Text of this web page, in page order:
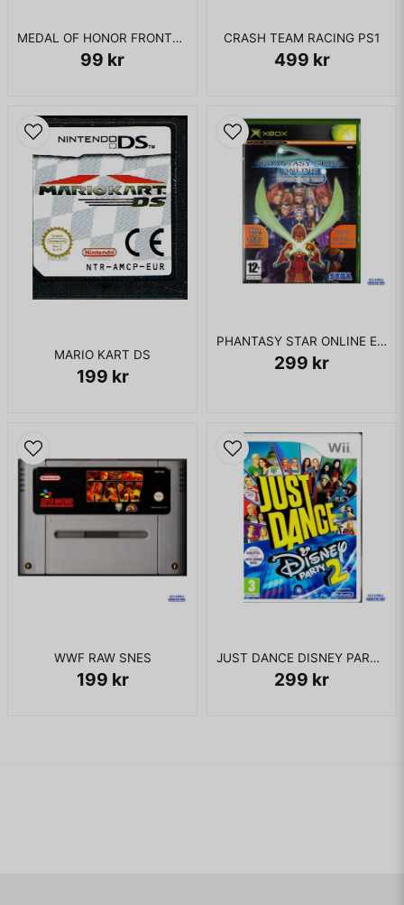
MEDAL OF HONOR FRONTLINE XBOX USA
99 kr
CRASH TEAM RACING PS1
499 kr
MARIO KART DS
199 kr
PHANTASY STAR ONLINE EPISODE I & II XBOX
299 kr
WWF RAW SNES
199 kr
JUST DANCE DISNEY PARTY 2 WII
299 kr